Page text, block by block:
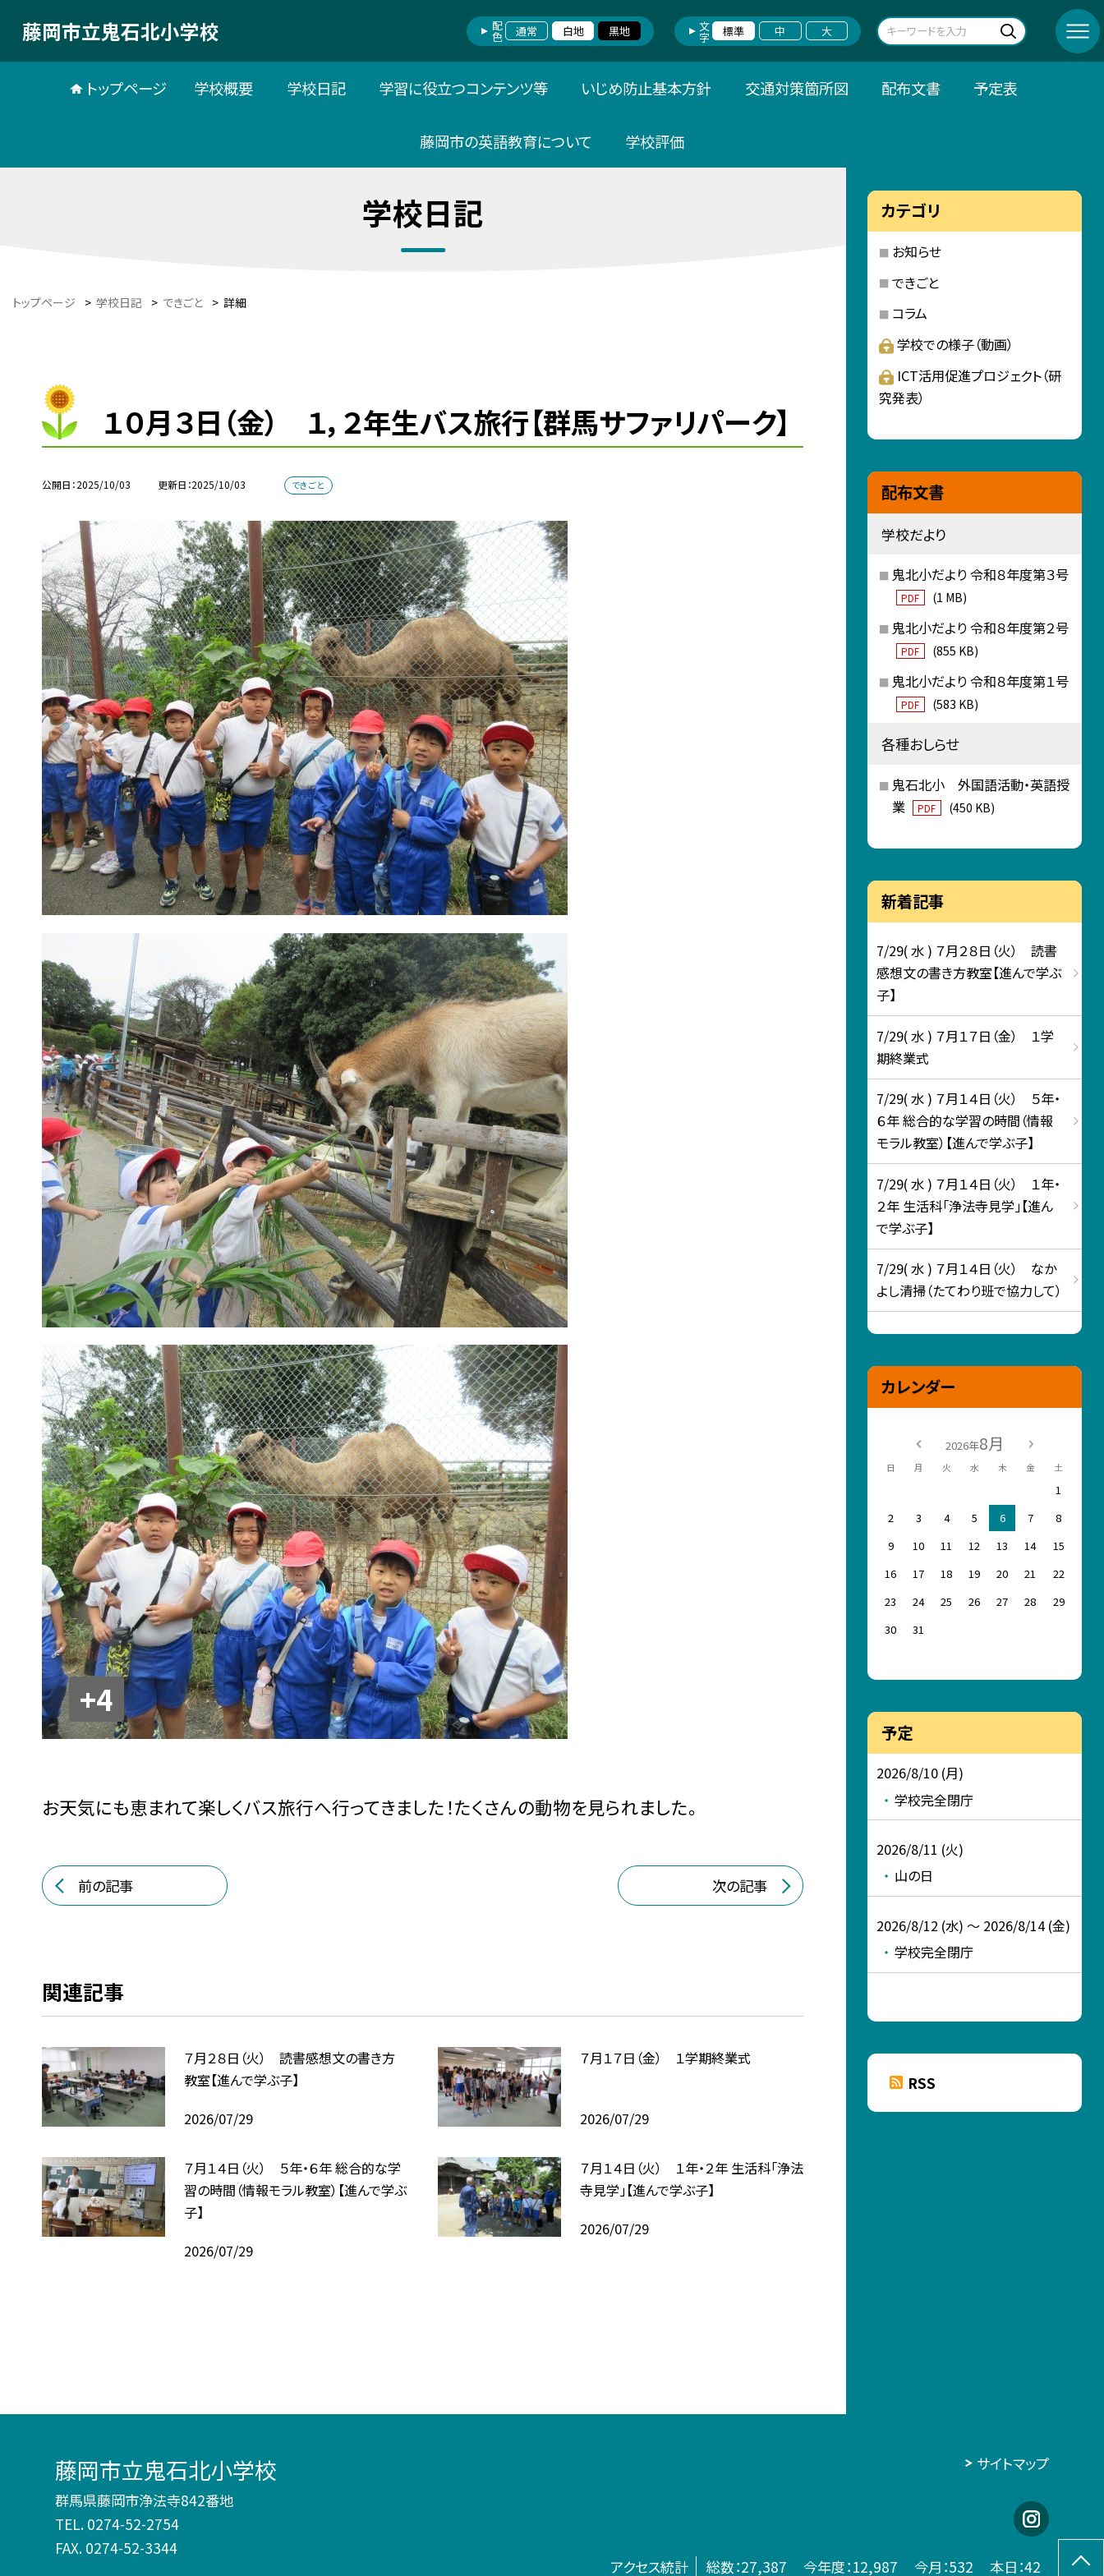
藤岡市立鬼石北小学校 配色 通常 白地 黒地 文字 標準 中 大
トップページ 学校概要 学校日記 学習に役立つコンテンツ等 いじめ防止基本方針 交通対策箇所図 配布文書 予定表
藤岡市の英語教育について 学校評価
学校日記
トップページ > 学校日記 > できごと > 詳細
１０月３日（金） １，２年生バス旅行【群馬サファリパーク】
公開日 2025/10/03 更新日 2025/10/03 できごと
+4
お天気にも恵まれて楽しくバス旅行へ行ってきました！たくさんの動物を見られました。
前の記事 次の記事
関連記事
７月２８日（火） 読書感想文の書き方
教室【進んで学ぶ子】
2026/07/29
７月１７日（金） １学期終業式
2026/07/29
７月１４日（火） ５年・６年 総合的な学
習の時間（情報モラル教室）【進んで学ぶ
子】
2026/07/29
７月１４日（火） １年・２年 生活科「浄法
寺見学」【進んで学ぶ子】
2026/07/29
カテゴリ
お知らせ
できごと
コラム
学校での様子（動画）
ICT活用促進プロジェクト（研
究発表）
配布文書
学校だより
鬼北小だより 令和８年度第３号
PDF (1 MB)
鬼北小だより 令和８年度第２号
PDF (855 KB)
鬼北小だより 令和８年度第１号
PDF (583 KB)
各種おしらせ
鬼石北小 外国語活動・英語授
業
PDF (450 KB)
新着記事
7/29( 水 ) ７月２８日（火） 読書
感想文の書き方教室【進んで学ぶ
子】
7/29( 水 ) ７月１７日（金） １学
期終業式
7/29( 水 ) ７月１４日（火） ５年・
６年 総合的な学習の時間（情報
モラル教室）【進んで学ぶ子】
7/29( 水 ) ７月１４日（火） １年・
２年 生活科「浄法寺見学」【進ん
で学ぶ子】
7/29( 水 ) ７月１４日（火） なか
よし清掃（たてわり班で協力して）
カレンダー
2026年8月
日 月 火 水 木 金 土
1
2
3 4 5 6 7
8
9
10 11 12 13 14
15
16
17 18 19 20 21
22
23
24 25 26 27 28
29
30
31
予定
2026/8/10 (月)
学校完全閉庁
2026/8/11 (火)
山の日
2026/8/12 (水) ～ 2026/8/14 (金)
学校完全閉庁
RSS
藤岡市立鬼石北小学校
群馬県藤岡市浄法寺842番地
TEL. 0274-52-2754
FAX. 0274-52-3344
サイトマップ
アクセス統計 総数：27,387 今年度：12,987 今月：532 本日：42